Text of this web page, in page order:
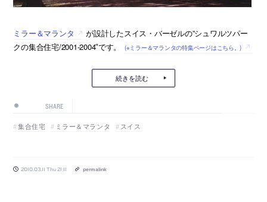
ミラー＆マランタ
が設計したスイス・バーゼルの”シュワルツパー
クの集合住宅/2001-2004″です。
(※ミラー＆マランタの特集ページはこちら。)
続きを読む
SHARE
集合住宅 ミラー＆マランタ スイス
2010.03.11 Thu 21:11 permalink